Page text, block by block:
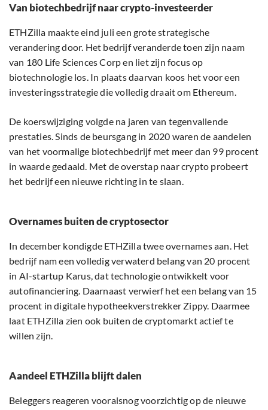
Van biotechbedrijf naar crypto-investeerder
ETHZilla maakte eind juli een grote strategische
verandering door. Het bedrijf veranderde toen zijn naam
van 180 Life Sciences Corp en liet zijn focus op
biotechnologie los. In plaats daarvan koos het voor een
investeringsstrategie die volledig draait om Ethereum.
De koerswijziging volgde na jaren van tegenvallende
prestaties. Sinds de beursgang in 2020 waren de aandelen
van het voormalige biotechbedrijf met meer dan 99 procent
in waarde gedaald. Met de overstap naar crypto probeert
het bedrijf een nieuwe richting in te slaan.
Overnames buiten de cryptosector
In december kondigde ETHZilla twee overnames aan. Het
bedrijf nam een volledig verwaterd belang van 20 procent
in AI-startup Karus, dat technologie ontwikkelt voor
autofinanciering. Daarnaast verwierf het een belang van 15
procent in digitale hypotheekverstrekker Zippy. Daarmee
laat ETHZilla zien ook buiten de cryptomarkt actief te
willen zijn.
Aandeel ETHZilla blijft dalen
Beleggers reageren vooralsnog voorzichtig op de nieuwe